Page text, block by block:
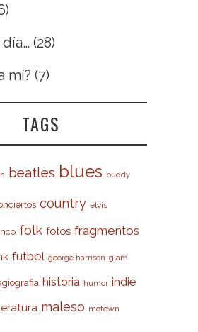
(28)
mí? (7)
TAGS
beatles blues buddy
country elvis
folk fotos fragmentos
futbol george harrison glam
historia humor indie
maleso motown